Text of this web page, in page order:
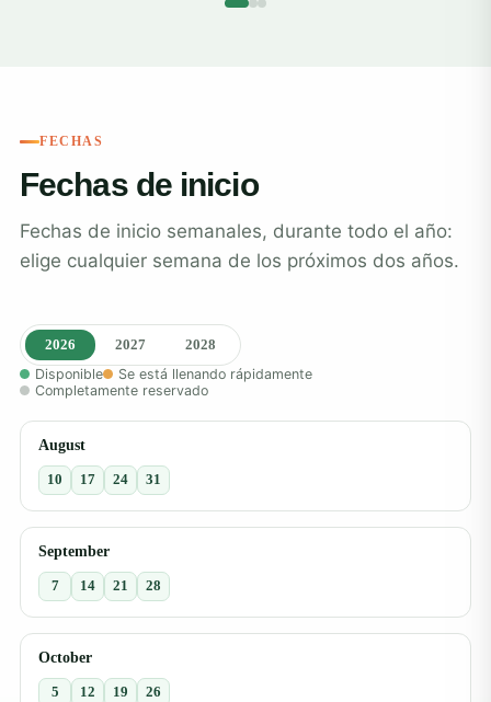
FECHAS
Fechas de inicio
Fechas de inicio semanales, durante todo el año:
elige cualquier semana de los próximos dos años.
2026 2027
2028
Disponible
Se está llenando rápidamente
Completamente reservado
August
10 17 24 31
September
7 14 21 28
October
5 12 19 26